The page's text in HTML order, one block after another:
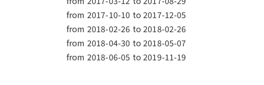
from 2017-10-10 to 2017-12-05
from 2018-02-26 to 2018-02-26
from 2018-04-30 to 2018-05-07
from 2018-06-05 to 2019-11-19